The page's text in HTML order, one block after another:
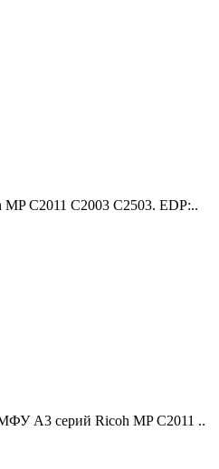
C2011 C2003 C2503. EDP:..
A3 серий Ricoh MP C2011 ..